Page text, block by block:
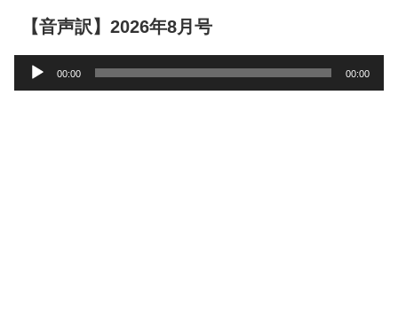
【音声訳】2026年8月号
声
00:00 00:00